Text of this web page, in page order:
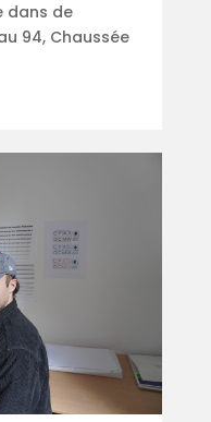
dans de
94, Chaussée